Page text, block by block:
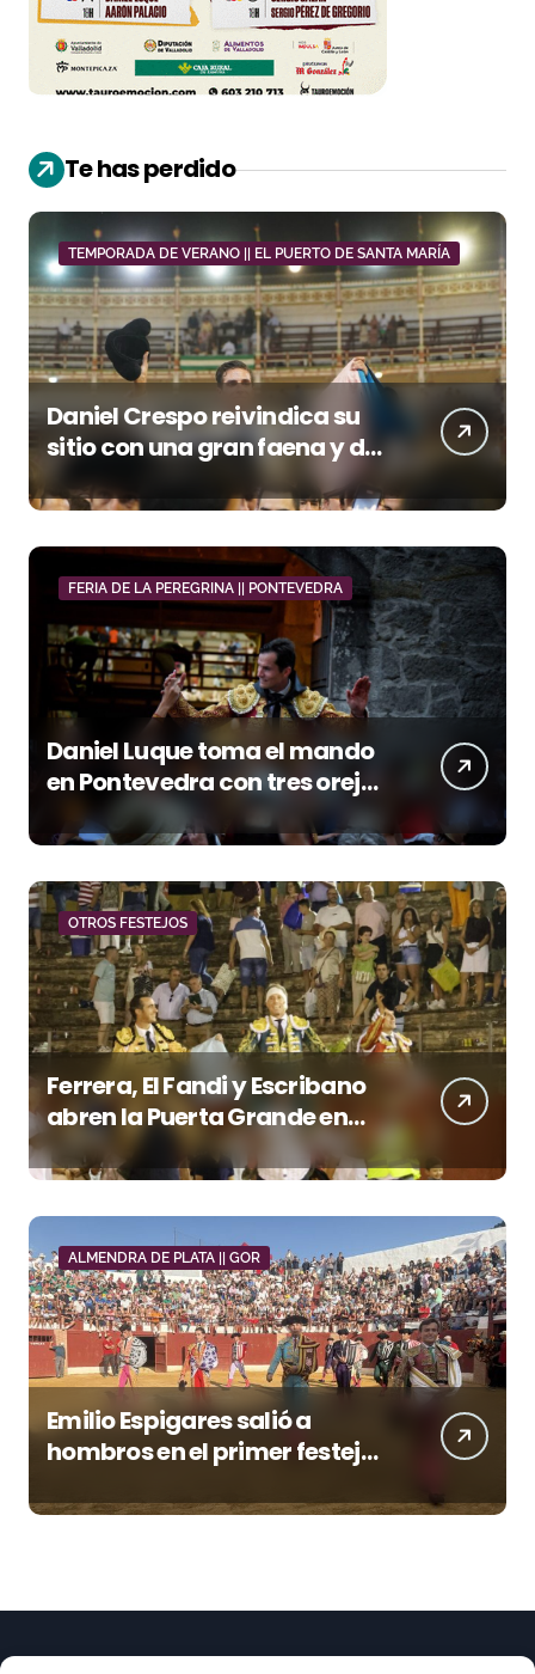
Te has perdido
TEMPORADA DE VERANO || EL PUERTO DE SANTA MARÍA
Daniel Crespo reivindica su
sitio con una gran faena y dos
orejas
FERIA DE LA PEREGRINA || PONTEVEDRA
Daniel Luque toma el mando
en Pontevedra con tres orejas
y una Puerta Grande de peso
OTROS FESTEJOS
Ferrera, El Fandi y Escribano
abren la Puerta Grande en
una tarde triunfal en Azuaga
ALMENDRA DE PLATA || GOR
Emilio Espigares salió a
hombros en el primer festejo
la Feria de Gor